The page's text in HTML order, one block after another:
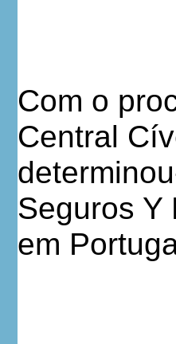
Com o
Central
Seguros Y
em